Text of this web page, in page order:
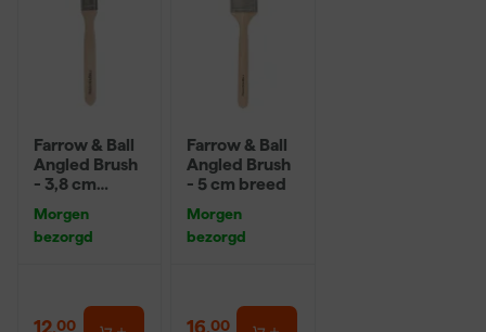
Farrow & Ball
Angled Brush
- 3,8 cm
Morgen
bezorgd
12,00
Farrow & Ball
Angled Brush
- 5 cm breed
Morgen
bezorgd
16,00